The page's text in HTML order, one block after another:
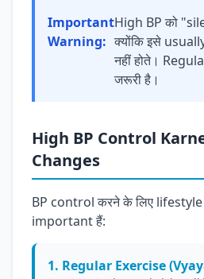
Important
Warning:
High BP को
क्योंकि इसे
नहीं होते।
जरूरी है।
High BP Control
Changes
BP control करने के लिए
important हैं:
1. Regular Exercise